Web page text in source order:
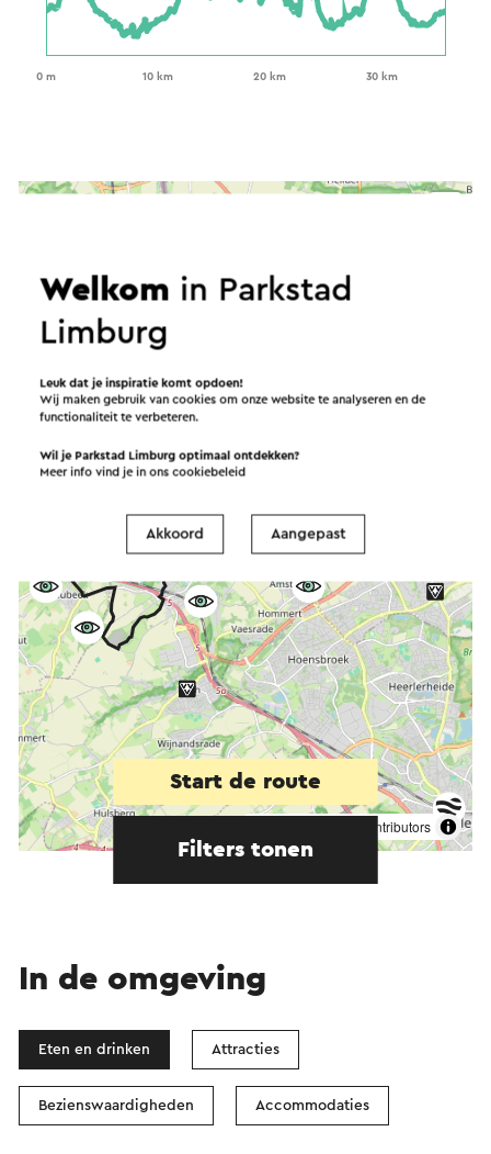
contributors
Start de route
Filters tonen
In de omgeving
Eten en drinken Attracties
Bezienswaardigheden Accommodaties
Welkom in Parkstad
Limburg
Leuk dat je inspiratie komt opdoen!
Wij maken gebruik van cookies om onze website te analyseren en de
functionaliteit te verbeteren.
Wil je Parkstad Limburg optimaal ontdekken?
Meer info vind je in onscookiebeleid
Akkoord Aangepast